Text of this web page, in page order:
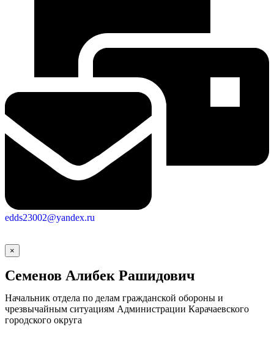
edds23002@yandex.ru
×
Семенов Алибек Рашидович
Начальник отдела по делам гражданской обороны и
чрезвычайным ситуациям Администрации Карачаевского
городского округа